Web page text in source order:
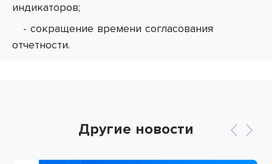
индикаторов;
- сокращение времени согласования
отчетности.
Другие новости